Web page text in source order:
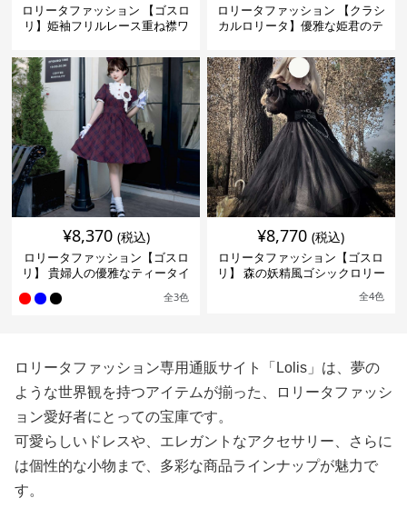
ロリータファッション 【ゴスロ
リ】姫袖フリルレース重ね襟ワ
ロリータファッション 【クラシ
カルロリータ】優雅な姫君のテ
¥8,370 (税込)
ロリータファッション【ゴスロ
リ】 貴婦人の優雅なティータイ
全3色
¥8,770 (税込)
ロリータファッション【ゴスロ
リ】 森の妖精風ゴシックロリー
全4色
ロリータファッション専用通販サイト「Lolis」は、夢の
ような世界観を持つアイテムが揃った、ロリータファッシ
ョン愛好者にとっての宝庫です。
可愛らしいドレスや、エレガントなアクセサリー、さらに
は個性的な小物まで、多彩な商品ラインナップが魅力で
す。